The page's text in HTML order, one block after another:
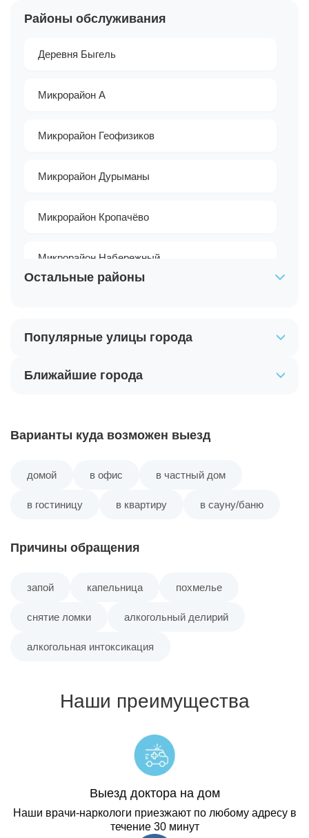
Районы обслуживания
Деревня Быгель
Микрорайон А
Микрорайон Геофизиков
Микрорайон Дурыманы
Микрорайон Кропачёво
Микрорайон Набережный
Микрорайон Петрищево
Микрорайон Сёмино
Посёлок Баскакова
Посёлок Беленина
Посёлок Дурино
Посёлок Ерёмина
Посёлок Зырянка
Посёлок имени Чкалова
Посёлок Круглый Рудник
Посёлок Нартовка
Остальные районы
Популярные улицы города
Ближайшие города
Варианты куда возможен выезд
домой в офис в частный дом
в гостиницу в квартиру в сауну/баню
Причины обращения
запой капельница похмелье
снятие ломки алкогольный делирий
алкогольная интоксикация
Наши преимущества
Выезд доктора на дом
Наши врачи-наркологи приезжают по любому адресу в
течение 30 минут